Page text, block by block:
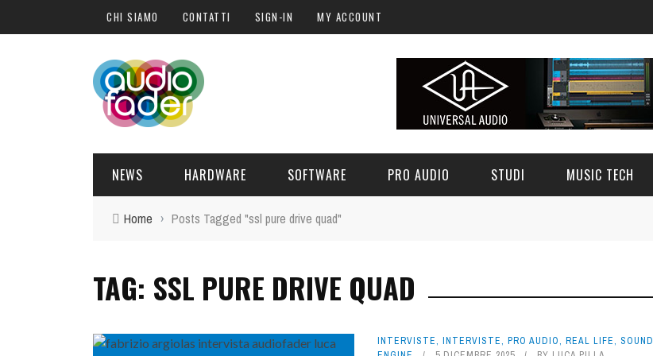
CHI SIAMO CONTATTI SIGN-IN MY ACCOUNT
NEWS
HARDWARE
HARDWARE SOFTWARE PRO AUDIO
POST PRO
FORMAZIONE
STUDI MUSIC TECH
DJ PRODUCER
DRUM PERC
INTERVISTE
TAVOLE ROTONDE
SYNTH
Home › Posts Tagged "ssl pure drive quad"
TAG: SSL PURE DRIVE QUAD
INTERVISTE, INTERVISTE, PRO AUDIO, REAL LIFE, SOUND